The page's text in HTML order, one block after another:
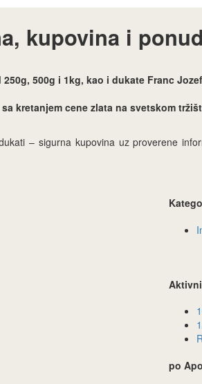
kupovina i
500g i 1kg, kao i dukate Franc
kretanjem cene zlata na svetskom
– sigurna kupovina uz proverene
po